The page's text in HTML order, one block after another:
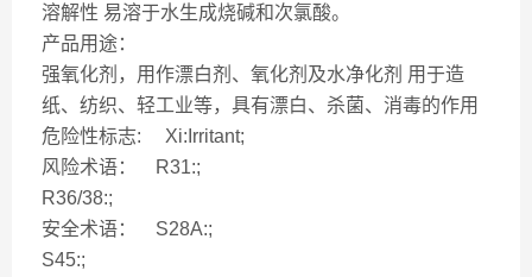
溶解性 易溶于水生成烧碱和次氯酸。
产品用途：
强氧化剂，用作漂白剂、氧化剂及水净化剂 用于造
纸、纺织、轻工业等，具有漂白、杀菌、消毒的作用
危险性标志: Xi:Irritant;
风险术语： R31:;
R36/38:;
安全术语： S28A:;
S45:;